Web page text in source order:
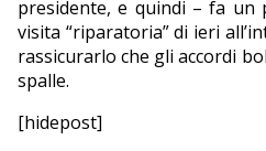
presidente, e quindi – fa un
visita “riparatoria” di ieri
rassicurarlo che gli accordi
spalle.
[hidepost]